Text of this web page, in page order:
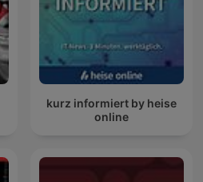
kurz informiert by heise
online